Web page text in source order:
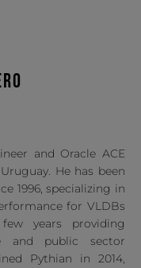
and Oracle ACE
He has been
1996, specializing in
for VLDBs
years providing
and public sector
Pythian in 2014,